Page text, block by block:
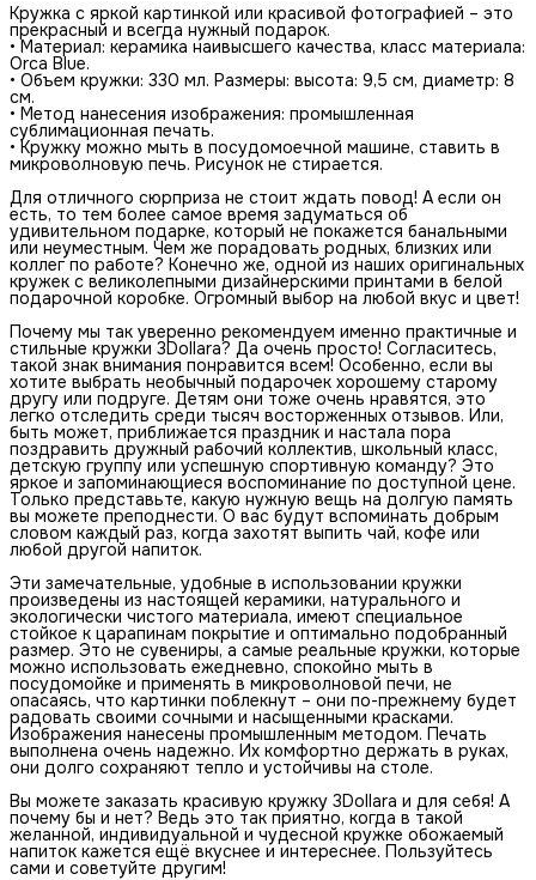
Кружка с яркой картинкой или красивой фотографией – это
прекрасный и всегда нужный подарок.
• Материал: керамика наивысшего качества, класс материала:
Orca Blue.
• Объем кружки: 330 мл. Размеры: высота: 9,5 см, диаметр: 8
см.
• Метод нанесения изображения: промышленная
сублимационная печать.
• Кружку можно мыть в посудомоечной машине, ставить в
микроволновую печь. Рисунок не стирается.
Для отличного сюрприза не стоит ждать повод! А если он
есть, то тем более самое время задуматься об
удивительном подарке, который не покажется банальными
или неуместным. Чем же порадовать родных, близких или
коллег по работе? Конечно же, одной из наших оригинальных
кружек с великолепными дизайнерскими принтами в белой
подарочной коробке. Огромный выбор на любой вкус и цвет!
Почему мы так уверенно рекомендуем именно практичные и
стильные кружки 3Dollara? Да очень просто! Согласитесь,
такой знак внимания понравится всем! Особенно, если вы
хотите выбрать необычный подарочек хорошему старому
другу или подруге. Детям они тоже очень нравятся, это
легко отследить среди тысяч восторженных отзывов. Или,
быть может, приближается праздник и настала пора
поздравить дружный рабочий коллектив, школьный класс,
детскую группу или успешную спортивную команду? Это
яркое и запоминающиеся воспоминание по доступной цене.
Только представьте, какую нужную вещь на долгую память
вы можете преподнести. О вас будут вспоминать добрым
словом каждый раз, когда захотят выпить чай, кофе или
любой другой напиток.
Эти замечательные, удобные в использовании кружки
произведены из настоящей керамики, натурального и
экологически чистого материала, имеют специальное
стойкое к царапинам покрытие и оптимально подобранный
размер. Это не сувениры, а самые реальные кружки, которые
можно использовать ежедневно, спокойно мыть в
посудомойке и применять в микроволновой печи, не
опасаясь, что картинки поблекнут – они по-прежнему будет
радовать своими сочными и насыщенными красками.
Изображения нанесены промышленным методом. Печать
выполнена очень надежно. Их комфортно держать в руках,
они долго сохраняют тепло и устойчивы на столе.
Вы можете заказать красивую кружку 3Dollara и для себя! А
почему бы и нет? Ведь это так приятно, когда в такой
желанной, индивидуальной и чудесной кружке обожаемый
напиток кажется ещё вкуснее и интереснее. Пользуйтесь
сами и советуйте другим!